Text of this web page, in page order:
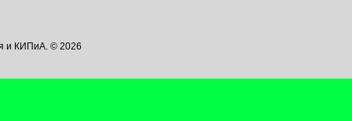
и КИПиА. © 2026